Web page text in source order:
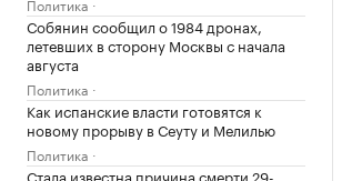
Собянин сообщил о 1984 дронах,
летевших в сторону Москвы с начала
августа
Политика
Как испанские власти готовятся к
новому прорыву в Сеуту и Мелилью
Политика
Стала известна причина смерти 29-